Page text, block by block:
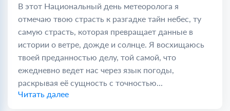
В этот Национальный день метеоролога я
отмечаю твою страсть к разгадке тайн небес, ту
самую страсть, которая превращает данные в
истории о ветре, дожде и солнце. Я восхищаюсь
твоей преданностью делу, той самой, что
ежедневно ведет нас через язык погоды,
раскрывая её сущность с точностью...
Читать далее